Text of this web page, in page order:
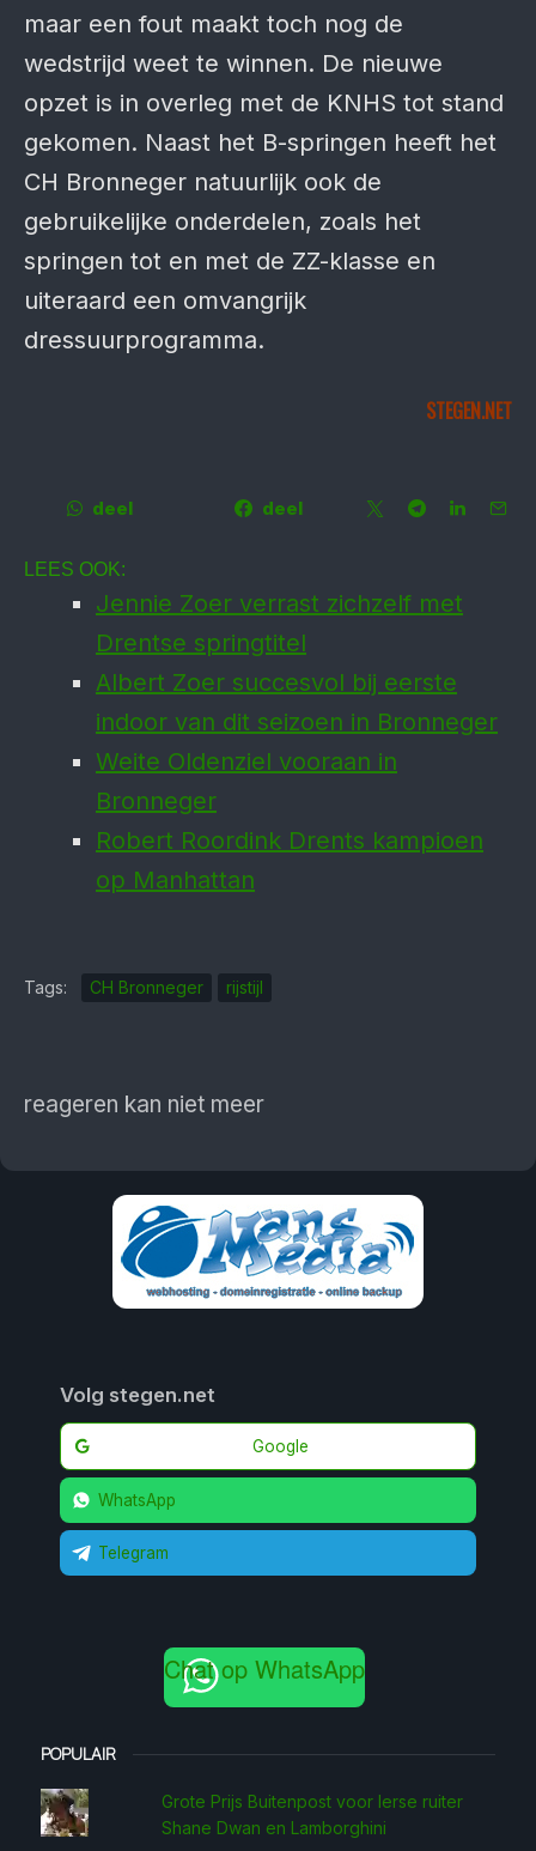
maar een fout maakt toch nog de
wedstrijd weet te winnen. De nieuwe
opzet is in overleg met de KNHS tot stand
gekomen. Naast het B-springen heeft het
CH Bronneger natuurlijk ook de
gebruikelijke onderdelen, zoals het
springen tot en met de ZZ-klasse en
uiteraard een omvangrijk
dressuurprogramma.
STEGEN.NET
deel deel
LEES OOK:
Jennie Zoer verrast zichzelf met
Drentse springtitel
Albert Zoer succesvol bij eerste
indoor van dit seizoen in Bronneger
Weite Oldenziel vooraan in
Bronneger
Robert Roordink Drents kampioen
op Manhattan
Tags: CH Bronneger rijstijl
reageren kan niet meer
Volg stegen.net
Google
WhatsApp
Telegram
Chat op WhatsApp
POPULAIR
Grote Prijs Buitenpost voor Ierse ruiter
Shane Dwan en Lamborghini